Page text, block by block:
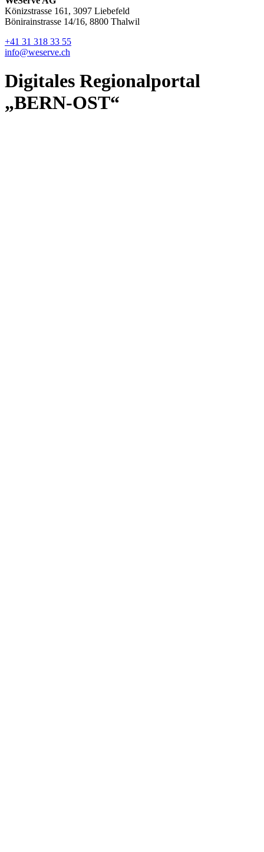
Könizstrasse 161, 3097 Liebefeld
Bönirainstrasse 14/16, 8800 Thalwil
+41 31 318 33 55
info@weserve.ch
Digitales Regionalportal
„BERN-OST“